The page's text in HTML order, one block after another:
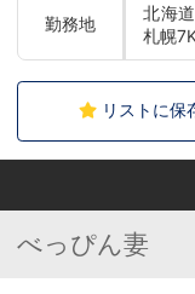
勤務地
北海
札幌
リストに保
べっぴん妻